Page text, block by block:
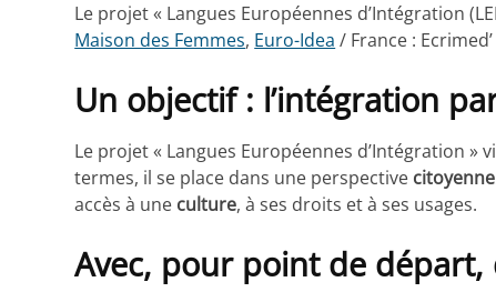
Le projet « Langues Européennes d’Intégration
Maison des Femmes, Euro-Idea / France :
Un objectif : l’intégration
Le projet « Langues Européennes d’Intégration »
termes, il se place dans une perspective citoyenne
accès à une culture, à ses droits et à ses usages.
Avec, pour point de